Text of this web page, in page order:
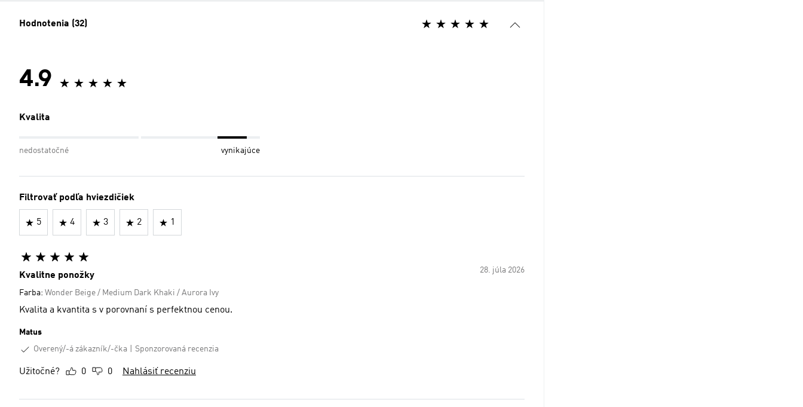
Hodnotenia (32)
4.9
Kvalita
nedostatočné vynikajúce
Filtrovať podľa hviezdičiek
5 4 3 2 1
28. júla 2026
Kvalitne ponožky
Farba: Wonder Beige / Medium Dark Khaki / Aurora Ivy
Kvalita a kvantita s v porovnaní s perfektnou cenou.
Matus
Overený/-á zákazník/-čka
Sponzorovaná recenzia
Užitočné? 0 0 Nahlásiť recenziu